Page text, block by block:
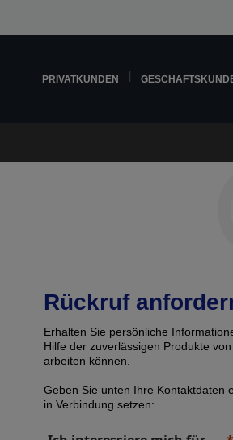
PRIVATKUNDEN
Rückruf
Erhalten Sie persönliche
Hilfe der zuverlässigen Produkte
arbeiten können.
Geben Sie unten Ihre Kontaktdaten
in Verbindung setzen: